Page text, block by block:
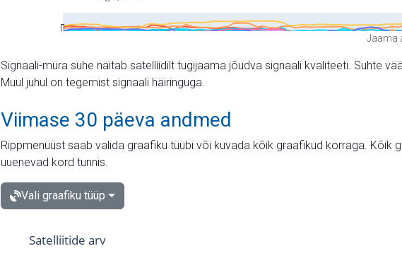
Jaama
Signaali-müra suhe näitab satelliidilt tugijaama jõudva signaali kvaliteeti. Suhte
Muul juhul on tegemist signaali häiringuga.
Viimase 30 päeva andmed
Rippmenüüst saab valida graafiku tüübi või kuvada kõik graafikud korraga. Kõik
uuenevad kord tunnis.
Vali graafiku tüüp
Satelliitide arv